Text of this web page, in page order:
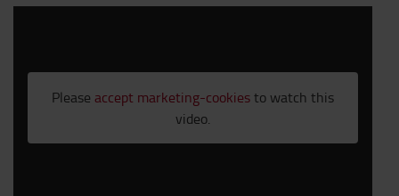
Please accept marketing-cookiesto watch this
video.